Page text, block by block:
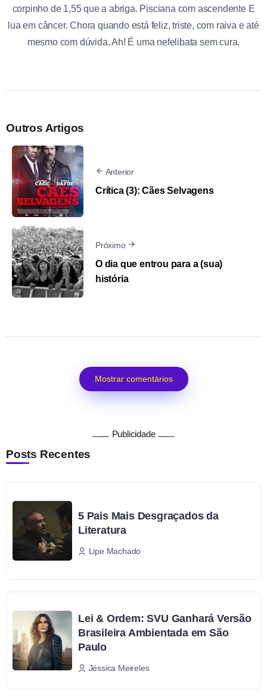
corpinho de 1,55 que a abriga. Pisciana com ascendente E
lua em câncer. Chora quando está feliz, triste, com raiva e até
mesmo com dúvida. Ah! É uma nefelibata sem cura.
Outros Artigos
Anterior
Crítica (3): Cães Selvagens
Próximo
O dia que entrou para a (sua)
história
Mostrar comentários
Publicidade
Posts Recentes
5 Pais Mais Desgraçados da
Literatura
Lipe Machado
Lei & Ordem: SVU Ganhará Versão
Brasileira Ambientada em São
Paulo
Jéssica Meireles